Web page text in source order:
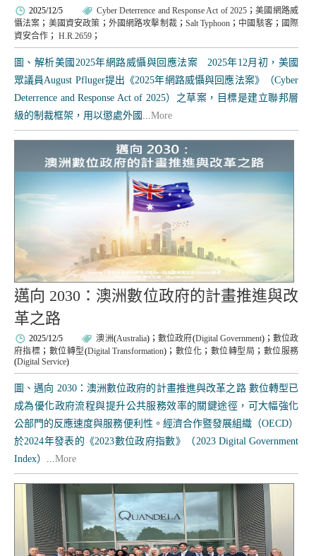
2025/12/5 Cyber Deterrence and Response Act of 2025； 美國網路威
懾法案 ； 美國資安政策 ； 外國網路攻擊制裁； Salt Typhoon ； 中國駭客； 國際
資安合作 ； H.R.2659 ；
圖、解析美國2025年網路威懾與回應法案 2025年12月初，美國
眾議員August Pfluger提出《2025年網路威懾與回應法案》（Cyber
Deterrence and Response Act of 2025）之草案，目標是建立聯邦層
級的制裁框架，用以懲處外國...More
邁向 2030：澳洲數位政府的計畫推進與改
革之路
2025/12/5 澳洲(Australia)； 數位政府(Digital Government)； 數位政
府指標 ； 數位轉型(Digital Transformation)； 數位化 ； 數位轉型局 ； 數位服務
(Digital Service)
圖、邁向 2030：澳洲數位政府的計畫推進與改革之路 數位轉型已
成為優化政府流程與提升公共服務效率的關鍵途徑，可大幅強化
公部門的反應速度與服務便利性。經濟合作暨發展組織（OECD）
於2024年發表的《2023數位政府指數》（2023 Digital Government
Index）...More